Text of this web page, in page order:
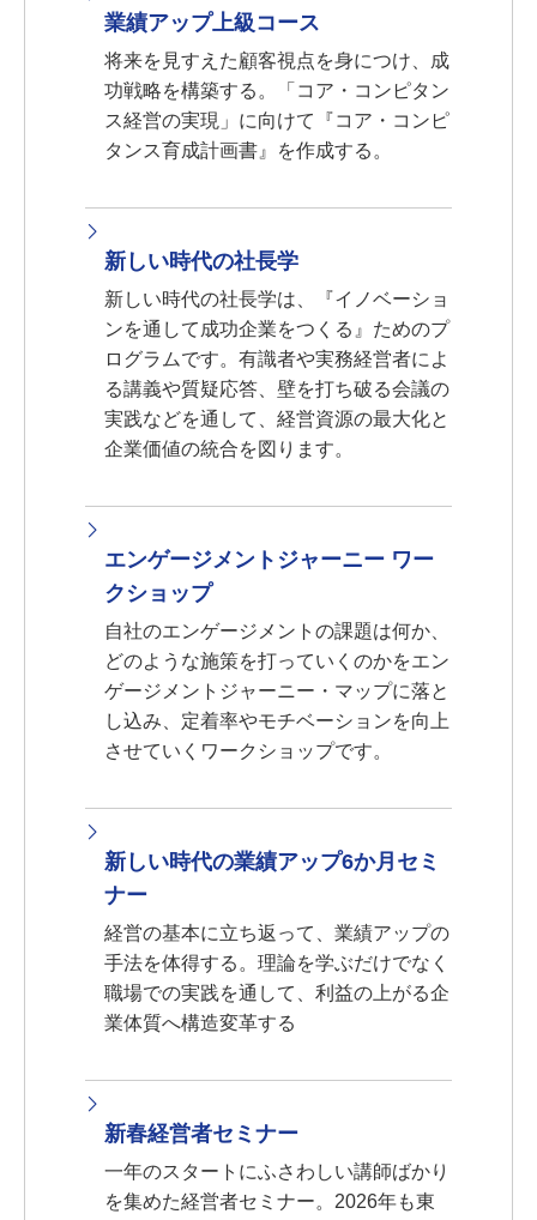
業績アップ上級コース
将来を見すえた顧客視点を身につけ、成
功戦略を構築する。「コア・コンピタン
ス経営の実現」に向けて『コア・コンピ
タンス育成計画書』を作成する。
新しい時代の社長学
新しい時代の社長学は、『イノベーショ
ンを通して成功企業をつくる』ためのプ
ログラムです。有識者や実務経営者によ
る講義や質疑応答、壁を打ち破る会議の
実践などを通して、経営資源の最大化と
企業価値の統合を図ります。
エンゲージメントジャーニー ワー
クショップ
自社のエンゲージメントの課題は何か、
どのような施策を打っていくのかをエン
ゲージメントジャーニー・マップに落と
し込み、定着率やモチベーションを向上
させていくワークショップです。
新しい時代の業績アップ6か月セミ
ナー
経営の基本に立ち返って、業績アップの
手法を体得する。理論を学ぶだけでなく
職場での実践を通して、利益の上がる企
業体質へ構造変革する
新春経営者セミナー
一年のスタートにふさわしい講師ばかり
を集めた経営者セミナー。2026年も東